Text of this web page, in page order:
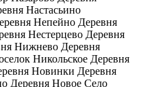
Настасьино
Непейно Деревня
Нестерцево Деревня
Нижнево Деревня
Никольское Деревня
Новинки Деревня
Деревня Новое Село